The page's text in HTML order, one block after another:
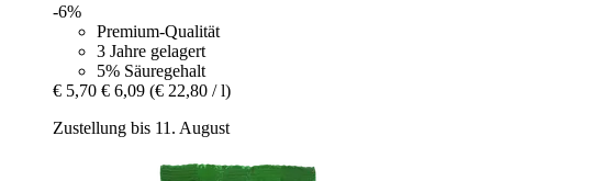
-6%
Premium-Qualität
3 Jahre gelagert
5% Säuregehalt
€ 5,70 € 6,09 (€ 22,80 / l)
Zustellung bis 11. August